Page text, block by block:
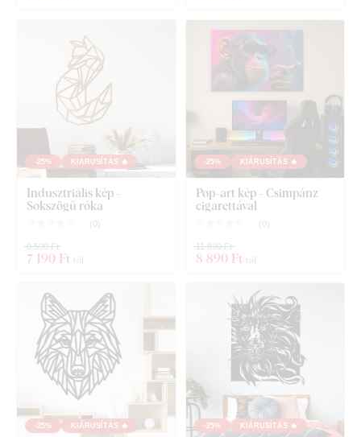
Geometriai falmatrica - Tengeri csikó
-25% KIÁRUSÍTÁS 🔥
Indusztriális kép -
Sokszögű róka
( 0 )
7 190 Ft -tól
9 590 Ft
-25% KIÁRUSÍTÁS 🔥
Pop-art kép - Csimpánz
cigarettával
( 0 )
8 890 Ft -tól
11 890 Ft
-25% KIÁRUSÍTÁS 🔥 -25% KIÁRUSÍTÁS 🔥